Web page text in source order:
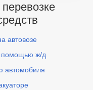
автовозе
помощью ж/д
автомобиля